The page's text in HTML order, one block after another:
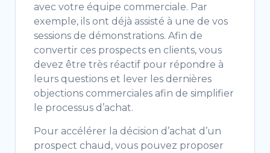
avec votre équipe commerciale. Par
exemple, ils ont déjà assisté à une de vos
sessions de démonstrations. Afin de
convertir ces prospects en clients, vous
devez être très réactif pour répondre à
leurs questions et lever les dernières
objections commerciales afin de simplifier
le processus d’achat.
Pour accélérer la décision d’achat d’un
prospect chaud, vous pouvez proposer